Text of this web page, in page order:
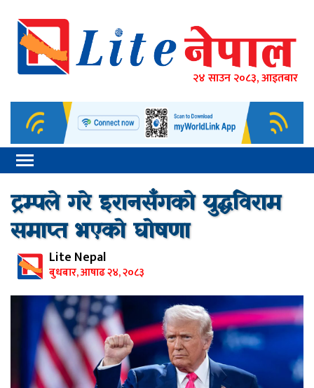
२४ साउन २०८३, आइतबार
ट्रम्पले गरे इरानसँगको युद्धविराम
समाप्त भएको घोषणा
Lite Nepal
बुधबार, आषाढ २४, २०८३